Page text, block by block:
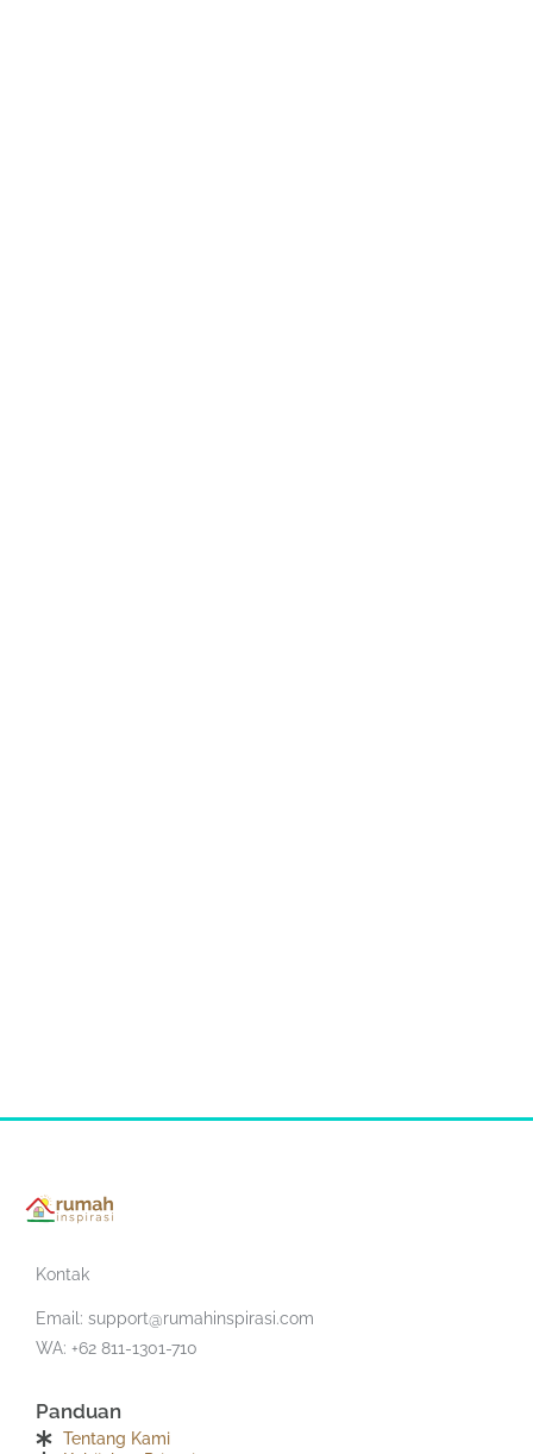
Kontak
Email: support@rumahinspirasi.com
WA: +62 811-1301-710
Panduan
Tentang Kami